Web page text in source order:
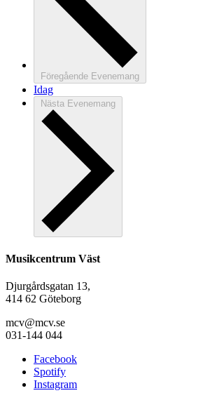
Föregående Evenemang
Idag
Nästa Evenemang
Musikcentrum Väst
Djurgårdsgatan 13,
414 62 Göteborg
mcv@mcv.se
031-144 044
Facebook
Spotify
Instagram